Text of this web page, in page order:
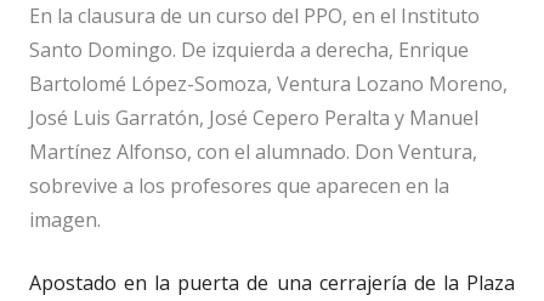
En la clausura de un curso del PPO, en el Instituto
Santo Domingo. De izquierda a derecha, Enrique
Bartolomé López-Somoza, Ventura Lozano Moreno,
José Luis Garratón, José Cepero Peralta y Manuel
Martínez Alfonso, con el alumnado. Don Ventura,
sobrevive a los profesores que aparecen en la
imagen.
Apostado en la puerta de una cerrajería de la Plaza